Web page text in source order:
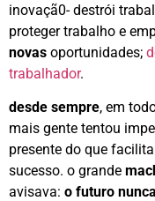
inovaçã0- destrói
proteger trabalho e
novas oportunidades;
trabalhador.
desde sempre, em
mais gente tentou
presente do que
sucesso. o grande
avisava: o futuro